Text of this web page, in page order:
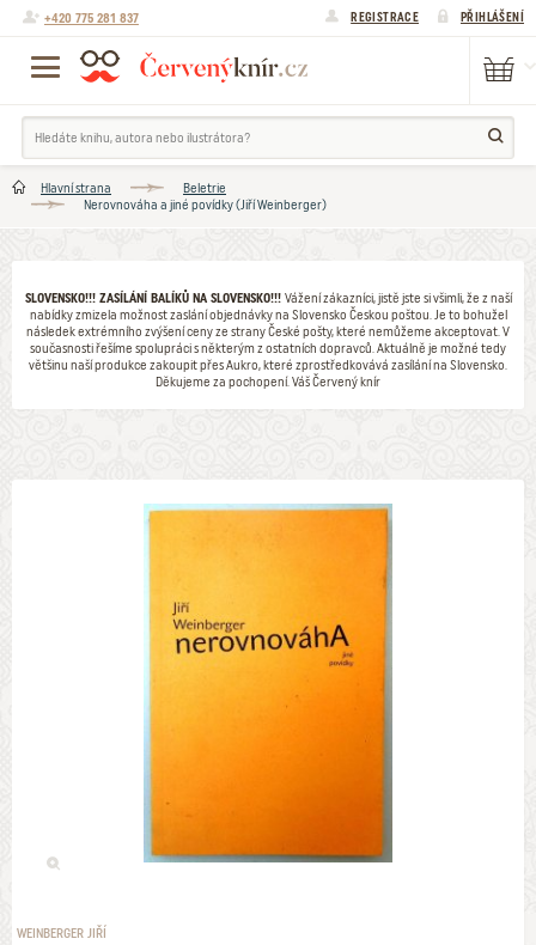
+420 775 281 837 REGISTRACE PŘIHLÁŠENÍ
Hlavní strana
Beletrie
Nerovnováha a jiné povídky (Jiří Weinberger)
SLOVENSKO!!! ZASÍLÁNÍ BALÍKŮ NA SLOVENSKO!!! Vážení zákazníci, jistě jste si všimli, že z naší
nabídky zmizela možnost zaslání objednávky na Slovensko Českou poštou. Je to bohužel
následek extrémního zvýšení ceny ze strany České pošty, které nemůžeme akceptovat. V
současnosti řešíme spolupráci s některým z ostatních dopravců. Aktuálně je možné tedy
většinu naší produkce zakoupit přes Aukro, které zprostředkovává zasílání na Slovensko.
Děkujeme za pochopení. Váš Červený knír
WEINBERGER JIŘÍ